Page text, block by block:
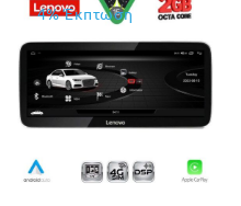
4% Έκπτωση